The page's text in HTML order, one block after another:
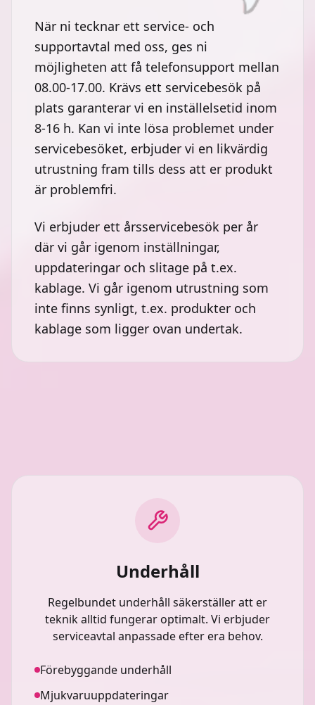
När ni tecknar ett service- och
supportavtal med oss, ges ni
möjligheten att få telefonsupport mellan
08.00-17.00. Krävs ett servicebesök på
plats garanterar vi en inställelsetid inom
8-16 h. Kan vi inte lösa problemet under
servicebesöket, erbjuder vi en likvärdig
utrustning fram tills dess att er produkt
är problemfri.
Vi erbjuder ett årsservicebesök per år
där vi går igenom inställningar,
uppdateringar och slitage på t.ex.
kablage. Vi går igenom utrustning som
inte finns synligt, t.ex. produkter och
kablage som ligger ovan undertak.
Underhåll
Regelbundet underhåll säkerställer att er
teknik alltid fungerar optimalt. Vi erbjuder
serviceavtal anpassade efter era behov.
Förebyggande underhåll
Mjukvaruuppdateringar